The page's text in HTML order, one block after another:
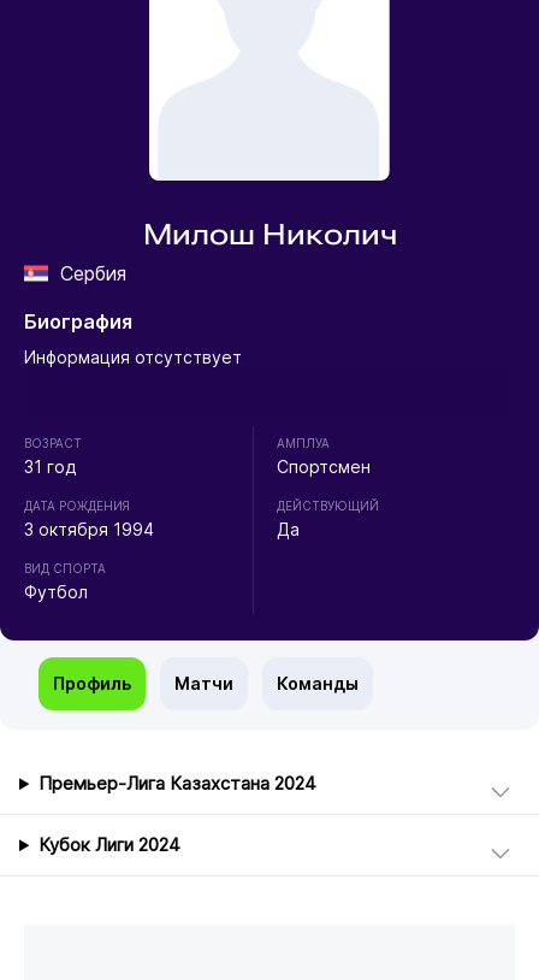
Милош Николич
Сербия
Биография
Информация отсутствует
ВОЗРАСТ
31 год
ДАТА РОЖДЕНИЯ
3 октября 1994
ВИД СПОРТА
Футбол
АМПЛУА
Спортсмен
ДЕЙСТВУЮЩИЙ
Да
Профиль Матчи Команды
Премьер-Лига Казахстана 2024
Кубок Лиги 2024